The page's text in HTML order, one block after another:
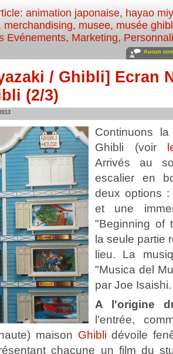
animation japonaise, hayao
merchandising, musee, musée
Evénements, Marketing,
Aucun
/ Ghibli] Ecran
(2/3)
Continuons
Ghibli (voir
Arrivés au
escalier en
deux options
et une
"Beginning of
la seule partie
lieu. La
"Musica del
par Joe Isaishi.
A l'origine
l'entrée,
maison Ghibli dévoile
chacune un film du